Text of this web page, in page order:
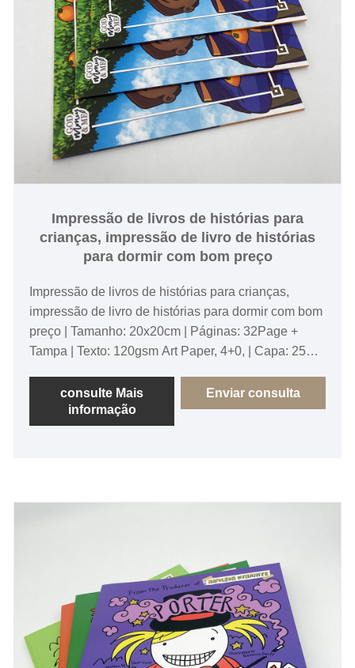
Impressão de livros de histórias para
crianças, impressão de livro de histórias
para dormir com bom preço
Impressão de livros de histórias para crianças,
impressão de livro de histórias para dormir com bom
preço | Tamanho: 20x20cm | Páginas: 32Page +
Tampa | Texto: 120gsm Art Paper, 4+0, | Capa: 250g
consulte Mais
informação
Enviar consulta